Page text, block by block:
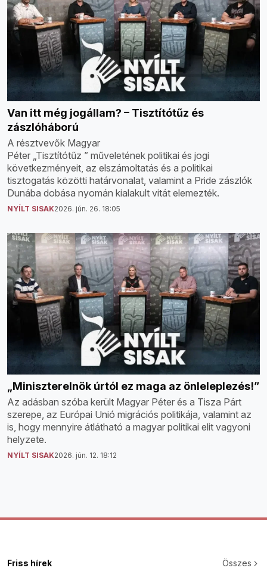
Van itt még jogállam? – Tisztítótűz és
zászlóháború
A résztvevők Magyar
Péter „Tisztítótűz ” műveletének politikai és jogi
következményeit, az elszámoltatás és a politikai
tisztogatás közötti határvonalat, valamint a Pride zászlók
Dunába dobása nyomán kialakult vitát elemezték.
NYÍLT SISAK2026. jún. 26. 18:05
„Miniszterelnök úrtól ez maga az önleleplezés!”
Az adásban szóba került Magyar Péter és a Tisza Párt
szerepe, az Európai Unió migrációs politikája, valamint az
is, hogy mennyire átlátható a magyar politikai elit vagyoni
helyzete.
NYÍLT SISAK2026. jún. 12. 18:12
Friss hírek Összes